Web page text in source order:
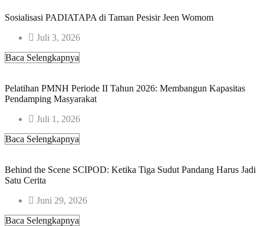
Sosialisasi PADIATAPA di Taman Pesisir Jeen Womom​
Juli 3, 2026
Baca Selengkapnya
Pelatihan PMNH Periode II Tahun 2026: Membangun Kapasitas
Pendamping Masyarakat
Juli 1, 2026
Baca Selengkapnya
Behind the Scene SCIPOD: Ketika Tiga Sudut Pandang Harus Jadi
Satu Cerita
Juni 29, 2026
Baca Selengkapnya